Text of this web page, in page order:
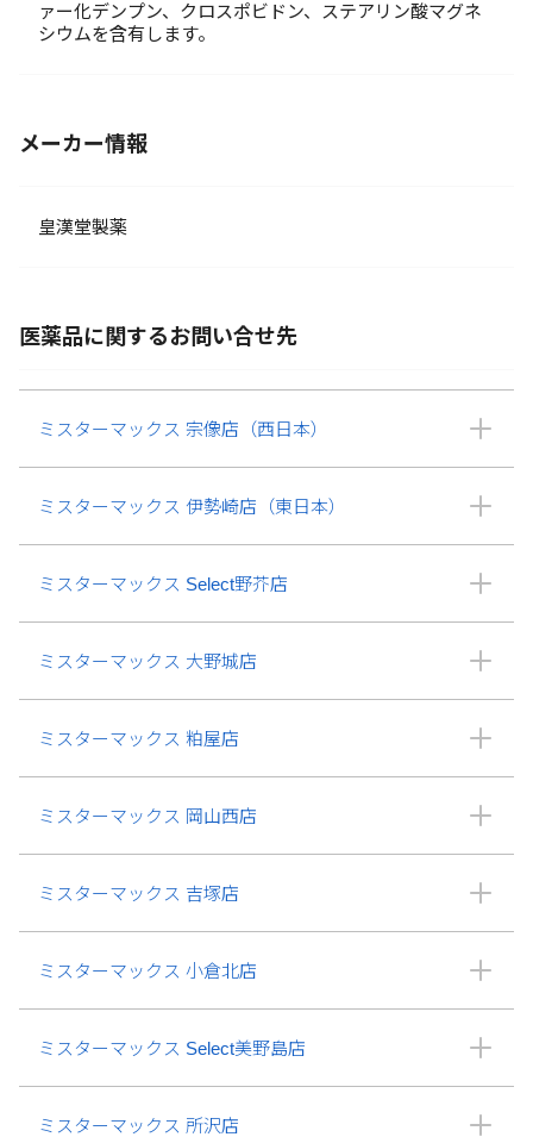
ァー化デンプン、クロスポビドン、ステアリン酸マグネ
シウムを含有します。
メーカー情報
皇漢堂製薬
医薬品に関するお問い合せ先
ミスターマックス 宗像店（西日本）
ミスターマックス 伊勢崎店（東日本）
ミスターマックス Select野芥店
ミスターマックス 大野城店
ミスターマックス 粕屋店
ミスターマックス 岡山西店
ミスターマックス 吉塚店
ミスターマックス 小倉北店
ミスターマックス Select美野島店
ミスターマックス 所沢店